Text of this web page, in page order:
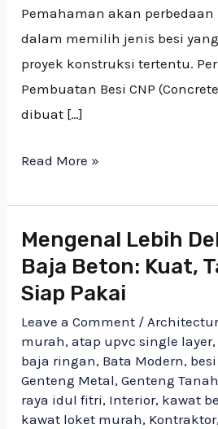
Pemahaman akan
dalam memilih jenis besi
proyek konstruksi tertentu.
Pembuatan Besi CNP
dibuat […]
Read More »
Mengenal Lebih
Baja Beton: Kuat,
Siap Pakai
Leave a Comment /
murah,atap upvc single layer,
baja ringan, Bata Modern,
Genteng Metal,Genteng
raya idul fitri, Interior, kawat
kawat loket murah, Kontraktor,
Mengenal
Lebih
Dekat
Baja
Beton:
Kuat,
Tahan,